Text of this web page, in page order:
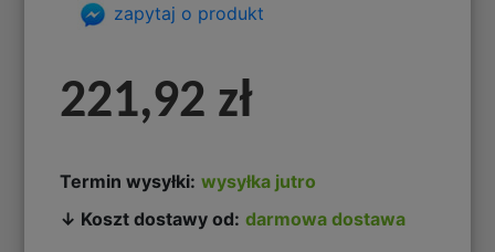
zapytaj o produkt
221,92 zł
Termin wysyłki: wysyłka jutro
↓ Koszt dostawy od: darmowa dostawa